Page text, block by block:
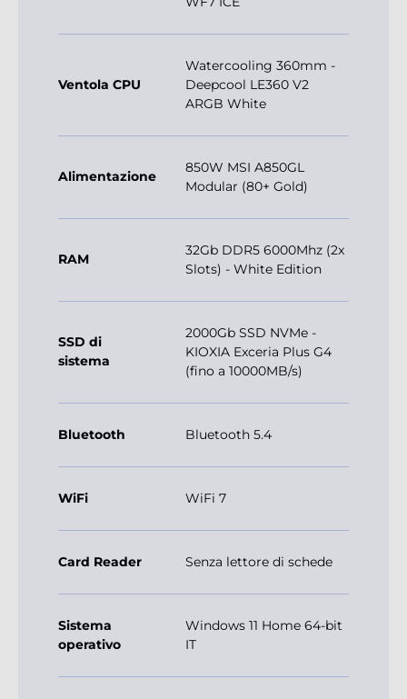
Ventola CPU
Watercooling 360mm -
Deepcool LE360 V2
ARGB White
Alimentazione
850W MSI A850GL
Modular (80+ Gold)
RAM
32Gb DDR5 6000Mhz (2x
Slots) - White Edition
SSD di
sistema
2000Gb SSD NVMe -
KIOXIA Exceria Plus G4
(fino a 10000MB/s)
Bluetooth Bluetooth 5.4
WiFi WiFi 7
Card Reader Senza lettore di schede
Sistema
operativo
Windows 11 Home 64-bit
IT